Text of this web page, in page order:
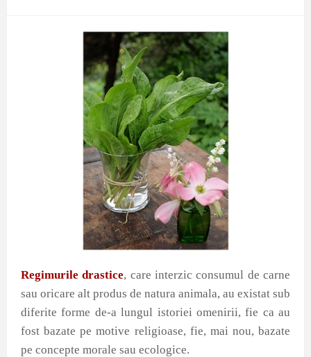
Regimurile drastice, care interzic consumul de carne
sau oricare alt produs de natura animala, au existat sub
diferite forme de-a lungul istoriei omenirii, fie ca au
fost bazate pe motive religioase, fie, mai nou, bazate
pe concepte morale sau ecologice.